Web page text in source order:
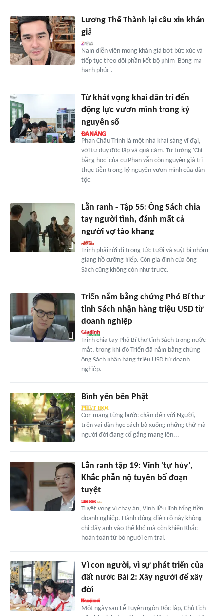
Lương Thế Thành lại cầu xin khán
giả
Nam diễn viên mong khán giả bớt bức xúc và
tiếp tục theo dõi phần kết bộ phim 'Bóng ma
hạnh phúc'.
Từ khát vọng khai dân trí đến
động lực vươn mình trong kỷ
nguyên số
Phan Châu Trinh là một nhà khai sáng vĩ đại,
với tư duy độc lập và quả cảm. Tư tưởng 'Chi
bằng học' của cụ Phan vẫn còn nguyên giá trị
thực tiễn trong kỷ nguyên vươn mình của dân
tộc.
Lằn ranh - Tập 55: Ông Sách chia
tay người tình, đánh mất cả
người vợ tào khang
Trinh phải rời đi trong tức tưởi và suýt bị nhóm
giang hồ cưỡng hiếp. Còn gia đình của ông
Sách cũng không còn như trước.
Triển nắm bằng chứng Phó Bí thư
tỉnh Sách nhận hàng triệu USD từ
doanh nghiệp
Trinh chia tay Phó Bí thư tỉnh Sách trong nước
mắt, trong khi đó Triển đã nắm bằng chứng
ông Sách nhận hàng triệu USD từ doanh
nghiệp.
Bình yên bên Phật
Con mang từng bước chân đến với Người,
trên vai dần học cách bỏ xuống những thứ mà
người đời đang cố gắng mang lên...
Lằn ranh tập 19: Vinh 'tự hủy',
Khắc phẫn nộ tuyên bố đoạn
tuyệt
Tuyệt vọng vì chạy án, Vinh liều lĩnh tống tiền
doanh nghiệp. Hành động điên rồ này không
chỉ đẩy anh vào thế khó mà còn khiến Khắc
hoàn toàn từ bỏ người em trai.
Vì con người, vì sự phát triển của
đất nước Bài 2: Xây người để xây
đời
Một ngày sau Lễ Tuyên ngôn Độc lập, Chủ tịch